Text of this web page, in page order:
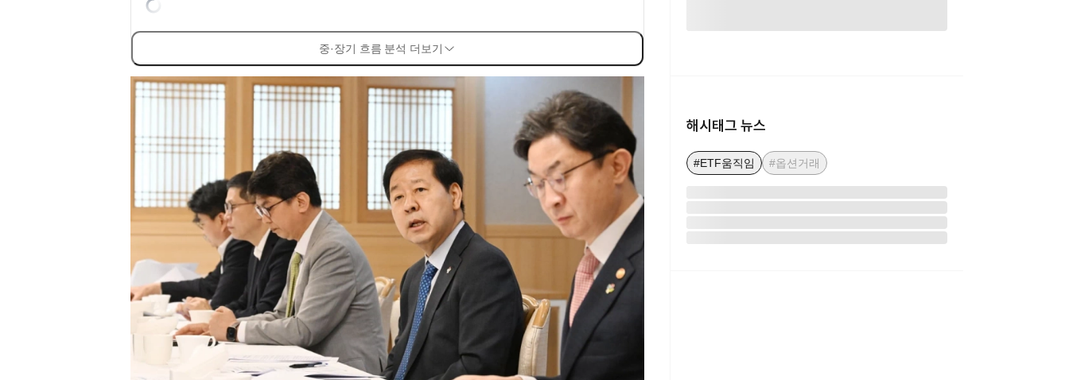
중·장기 흐름 분석 더보기
해시태그 뉴스
#ETF움직임 #옵션거래